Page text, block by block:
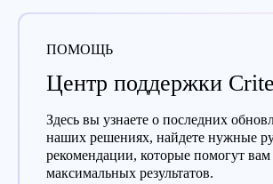
ПОМОЩЬ
Центр поддержки
Здесь вы узнаете о последних
наших решениях, найдете нужные
рекомендации, которые помогут вам
максимальных результатов.